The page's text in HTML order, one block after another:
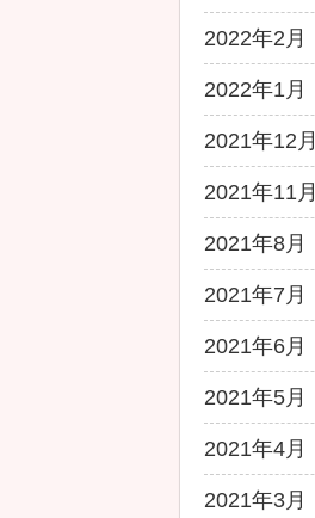
2022年2月
2022年1月
2021年12月
2021年11月
2021年8月
2021年7月
2021年6月
2021年5月
2021年4月
2021年3月